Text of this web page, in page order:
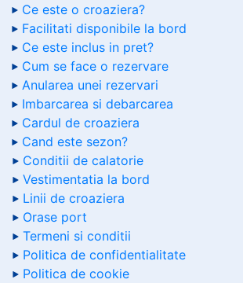
Ce este o croaziera?
Facilitati disponibile la bord
Ce este inclus in pret?
Cum se face o rezervare
Anularea unei rezervari
Imbarcarea si debarcarea
Cardul de croaziera
Cand este sezon?
Conditii de calatorie
Vestimentatia la bord
Linii de croaziera
Orase port
Termeni si conditii
Politica de confidentialitate
Politica de cookie